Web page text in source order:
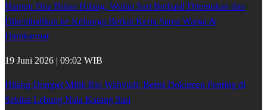
Hampir Dua Bulan Hilang, Wulan Sari Berhasil Ditemukan dan
Dikembalikan ke Keluarga Berkat Kerja Sama Warga &
Damkarmat
19 Juni 2026 | 09:02 WIB
Hilang Dompet Milik Rio Wahyudi, Berisi Dokumen Penting di
Sekitar Lebung Nala Karang Sari